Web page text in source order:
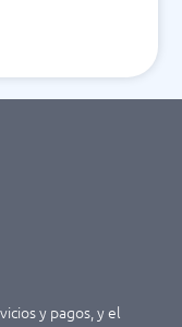
y pagos, y el